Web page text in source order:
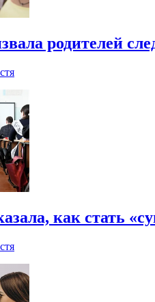
родителей
как стать